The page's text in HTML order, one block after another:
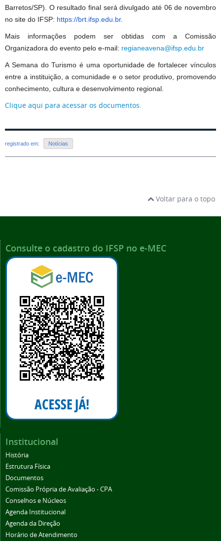
Barretos/SP). O resultado final será divulgado até 06 de novembro
no site do IFSP: https://brt.ifsp.edu.br.
Mais informações podem ser obtidas com a Comissão
Organizadora do evento pelo e-mail: regianeavena@ifsp.edu.br
A Semana do Turismo é uma oportunidade de fortalecer vínculos
entre a instituição, a comunidade e o setor produtivo, promovendo
conhecimento, cultura e desenvolvimento regional.
Clique aqui para acessar os documentos.
registrado em: Notícias
Voltar para o topo
Consulte o cadastro do IFSP no e-MEC
Institucional
História
Estrutura Física
Documentos
Comissão Própria de Avaliação - CPA
Conselhos e Núcleos
Agenda Institucional
Agenda da Direção
Horário de Atendimento